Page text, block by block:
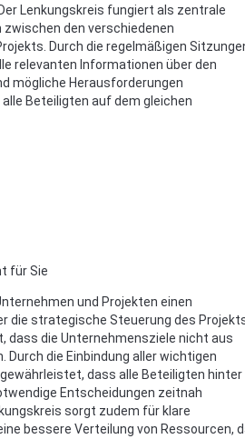
Lenkungskreis fungiert als zentrale
den verschiedenen
Durch die regelmäßigen
relevanten Informationen über den
mögliche Herausforderungen
Beteiligten auf dem gleichen
für Sie
und Projekten einen
die strategische Steuerung des
dass die Unternehmensziele nicht aus
Durch die Einbindung aller wichtigen
dass alle Beteiligten hinter
Entscheidungen zeitnah
sorgt zudem für klare
bessere Verteilung von Ressourcen,